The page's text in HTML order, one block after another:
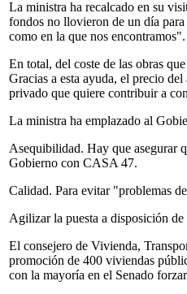
La ministra ha recalcado en su
fondos no llovieron de un día
como en la que nos encontramos".
En total, del coste de las obras
Gracias a esta ayuda, el precio
privado que quiere contribuir a
La ministra ha emplazado al
Asequibilidad. Hay que asegurar
Gobierno con CASA 47.
Calidad. Para evitar "problemas
Agilizar la puesta a disposición de
El consejero de Vivienda,
promoción de 400 viviendas
con la mayoría en el Senado